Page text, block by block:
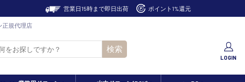
営業日15時まで即日出荷 ポイント1%還元
正規代理店
検索
LOGIN